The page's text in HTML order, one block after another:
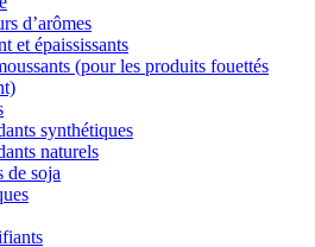
d’arômes
et épaississants
(pour les produits fouettés
synthétiques
naturels
de soja